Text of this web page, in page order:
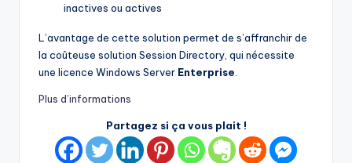
inactives ou actives
L’avantage de cette solution permet de s’affranchir de
la coûteuse solution Session Directory, qui nécessite
une licence Windows Server Enterprise
Plus d’informations
Partagez si ça vous plait !